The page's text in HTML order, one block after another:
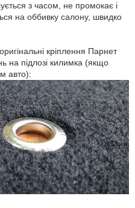
з часом, не промокає і
на оббивку салону, швидко
кріплення Парнет
на підлозі килимка (якщо
авто):